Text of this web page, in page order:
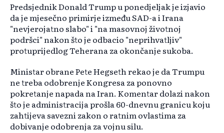
Predsjednik Donald Trump u ponedjeljak je izjavio
da je mjesečno primirje između SAD-a i Irana
"nevjerojatno slabo" i "na masovnoj životnoj
podršci" nakon što je odbacio "neprihvatljiv"
protuprijedlog Teherana za okončanje sukoba.
Ministar obrane Pete Hegseth rekao je da Trumpu
ne treba odobrenje Kongresa za ponovno
pokretanje napada na Iran. Komentar dolazi nakon
što je administracija prošla 60-dnevnu granicu koju
zahtijeva savezni zakon o ratnim ovlastima za
dobivanje odobrenja za vojnu silu.